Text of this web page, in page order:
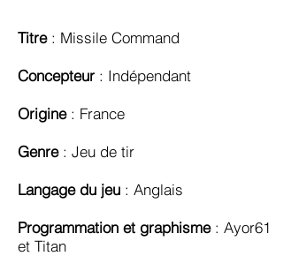
Titre: Missile Command
Concepteur : Indépendant
Origine: France
Genre: Jeu de tir
Langage du jeu : Anglais
Programmation et graphisme: Ayor61
et Titan